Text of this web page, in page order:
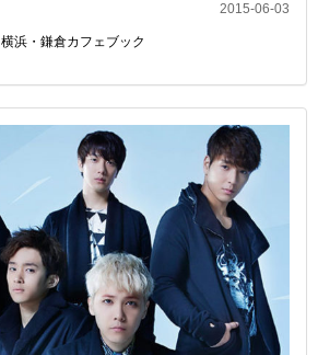
2015-06-03
横浜・鎌倉カフェブック